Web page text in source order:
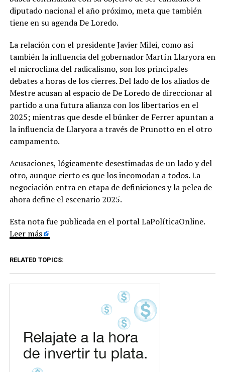
diputado nacional el año próximo, meta que también
tiene en su agenda De Loredo.
La relación con el presidente Javier Milei, como así
también la influencia del gobernador Martín Llaryora en
el microclima del radicalismo, son los principales
debates a horas de los cierres. Del lado de los aliados de
Mestre acusan al espacio de De Loredo de direccionar al
partido a una futura alianza con los libertarios en el
2025; mientras que desde el búnker de Ferrer apuntan a
la influencia de Llaryora a través de Prunotto en el otro
campamento.
Acusaciones, lógicamente desestimadas de un lado y del
otro, aunque cierto es que los incomodan a todos. La
negociación entra en etapa de definiciones y la pelea de
ahora define el escenario 2025.
Esta nota fue publicada en el portal LaPolíticaOnline.
Leer más
RELATED TOPICS: